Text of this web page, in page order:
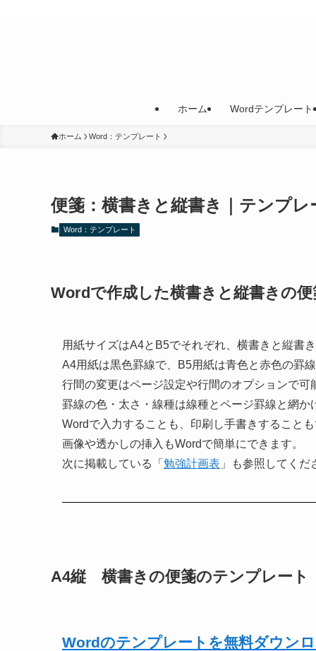
ホーム Wordテンプレート
ホーム Word：テンプレート
便箋：横書きと縦書き｜テンプ
Word：テンプレート
Wordで作成した横書きと縦書きの
用紙サイズはA4とB5でそれぞれ、横書きと縦書
A4用紙は黒色罫線で、B5用紙は青色と赤色の罫
行間の変更はページ設定や行間のオプションで可
罫線の色・太さ・線種は線種とページ罫線と網か
Wordで入力することも、印刷し手書きすること
画像や透かしの挿入もWordで簡単にできます。
次に掲載している「 勉強計画表 」も参照してくだ
A4縦 横書きの便箋のテンプレート
Wordのテンプレートを無料ダウン